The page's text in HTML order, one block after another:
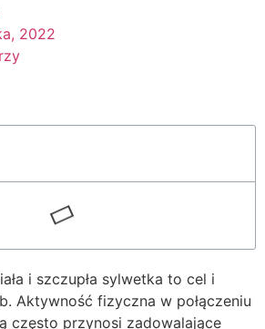
2022
i szczupła sylwetka to cel i
Aktywność fizyczna w połączeniu
często przynosi zadowalające